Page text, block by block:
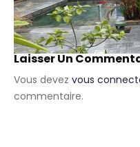
Laisser Un
Vous devez vous
commentaire.